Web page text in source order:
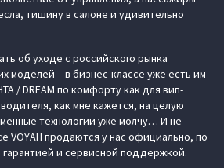
тишину в салоне и удивительно
об уходе с российского рынка
моделей – в бизнес-классе уже есть им
/ DREAM по комфорту как для вип-
как мне кажется, на целую
технологии уже молчу… И не
VOYAH продаются у нас официально, по
гарантией и сервисной поддержкой.